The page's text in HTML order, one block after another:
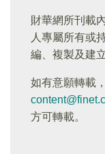
財華網所刊載
人專屬所有或
編、複製及建
如有意願轉載
方可轉載。